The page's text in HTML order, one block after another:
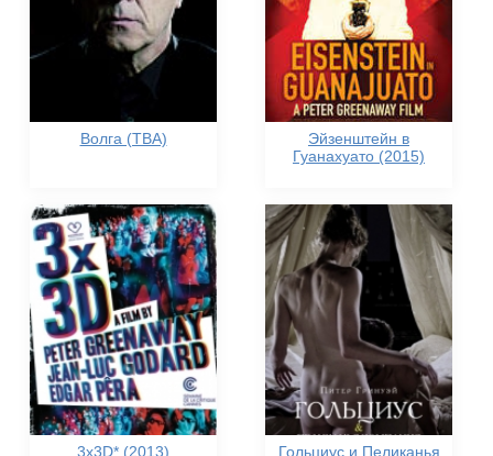
Волга (TBA)
Эйзенштейн в
Гуанахуато (2015)
3x3D* (2013)
Гольциус и Пеликанья